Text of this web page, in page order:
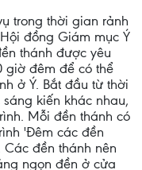
trong thời gian rảnh
đồng Giám mục Ý
thánh được yêu
giờ đêm để có thể
ở Ý. Bắt đầu từ thời
kiến khác nhau,
Mỗi đền thánh có
'Ðêm các đền
đền thánh nên
ngọn đền ở cửa